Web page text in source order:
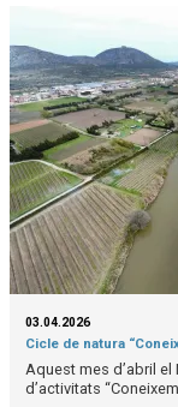
03.04.2026
Cicle de natura
Aquest mes d’abril
d’activitats